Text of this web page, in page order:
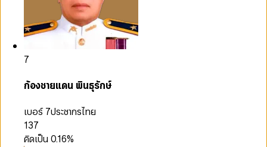
7
ก้องชายแดน พินธุรักษ์
เบอร์ 7ประชากรไทย
137
คิดเป็น0.16%